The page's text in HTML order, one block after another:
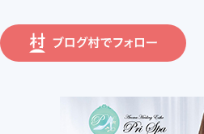
パ
ラ